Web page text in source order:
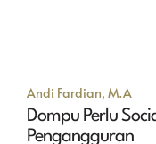
Andi Fardian, M.A
Dompu Perlu
Pengangguran